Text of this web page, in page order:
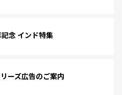
念 インド特集
ーズ広告のご案内